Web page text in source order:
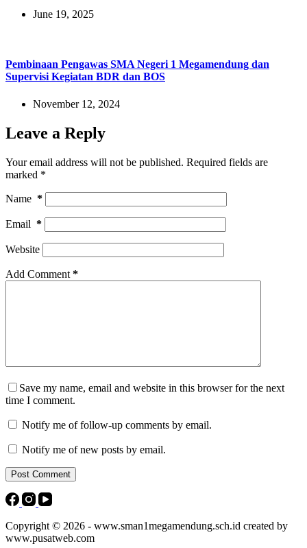
June 19, 2025
Pembinaan Pengawas SMA Negeri 1 Megamendung dan
Supervisi Kegiatan BDR dan BOS
November 12, 2024
Leave a Reply
Your email address will not be published. Required fields are
marked *
Name *
Email *
Website
Add Comment *
Save my name, email and website in this browser for the next
time I comment.
Notify me of follow-up comments by email.
Notify me of new posts by email.
Post Comment
Copyright © 2026 - www.sman1megamendung.sch.id created by
www.pusatweb.com